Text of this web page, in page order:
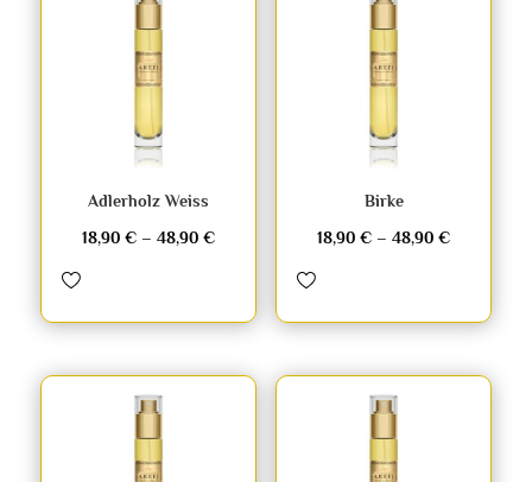
Adlerholz Weiss
18,90 €– 48,90 €
Birke
18,90 € – 48,90 €